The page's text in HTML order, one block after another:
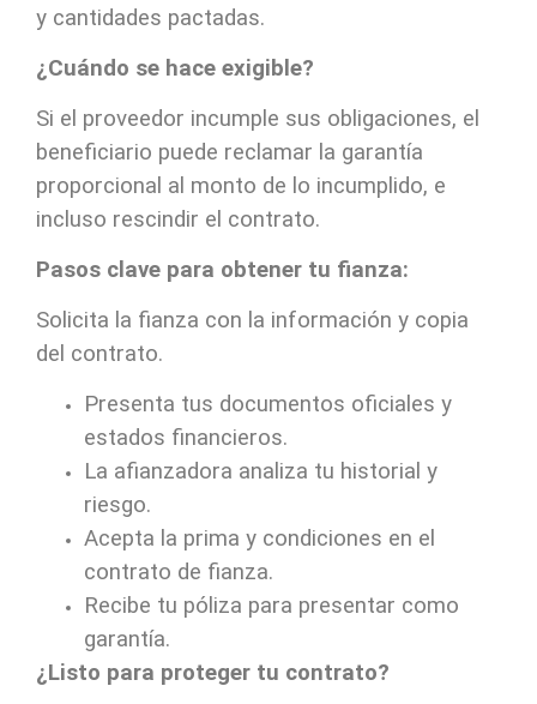
y cantidades pactadas.
¿Cuándo se hace exigible?
Si el proveedor incumple sus obligaciones, el
beneficiario puede reclamar la garantía
proporcional al monto de lo incumplido, e
incluso rescindir el contrato.
Pasos clave para obtener tu fianza:
Solicita la fianza con la información y copia
del contrato.
Presenta tus documentos oficiales y
estados financieros.
La afianzadora analiza tu historial y
riesgo.
Acepta la prima y condiciones en el
contrato de fianza.
Recibe tu póliza para presentar como
garantía.
¿Listo para proteger tu contrato?